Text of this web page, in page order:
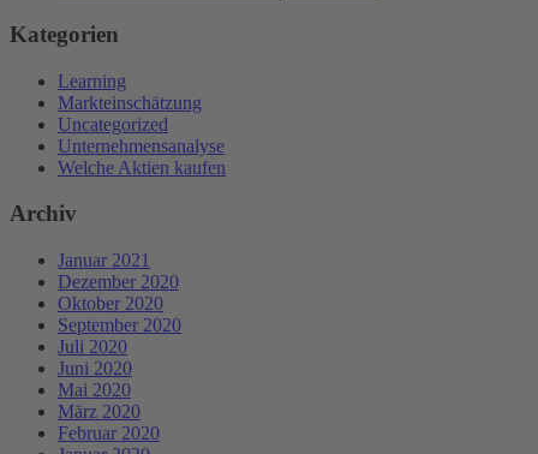
Kategorien
Learning
Markteinschätzung
Uncategorized
Unternehmensanalyse
Welche Aktien kaufen
Archiv
Januar 2021
Dezember 2020
Oktober 2020
September 2020
Juli 2020
Juni 2020
Mai 2020
März 2020
Februar 2020